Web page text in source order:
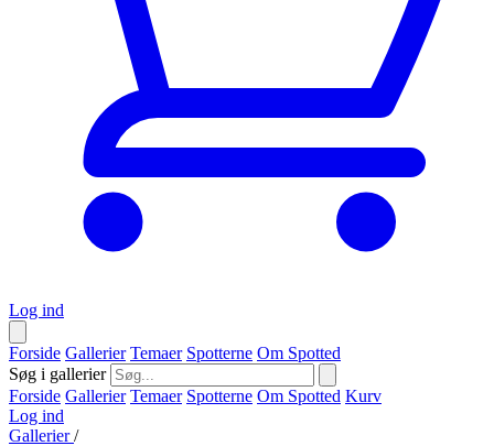
Log ind
Forside Gallerier Temaer Spotterne Om Spotted
Søg i gallerier
Forside Gallerier Temaer Spotterne Om Spotted Kurv
Log ind
Gallerier/